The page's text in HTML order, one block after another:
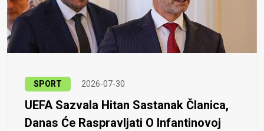
SPORT 2026-07-30
UEFA Sazvala Hitan Sastanak Članica,
Danas Će Raspravljati O Infantinovoj